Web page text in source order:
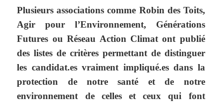
Plusieurs associations comme Robin des Toits,
Agir pour l’Environnement, Générations
Futures ou Réseau Action Climat ont publié
des listes de critères permettant de distinguer
les candidat.es vraiment impliqué.es dans la
protection de notre santé et de notre
environnement de celles et ceux qui font